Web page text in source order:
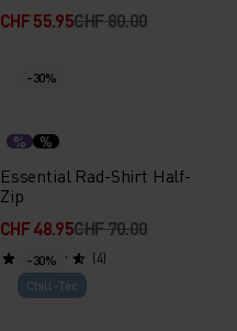
CHF 55.95CHF 80.00
-30%
% %
Essential Rad-Shirt Half-
Zip
CHF 48.95CHF 70.00
(4)
-30%
Chill-Tec